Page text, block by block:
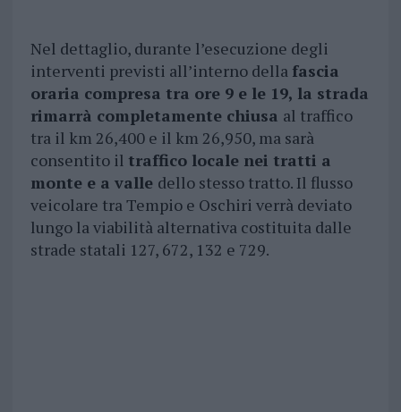
Nel dettaglio, durante l’esecuzione degli
interventi previsti all’interno della fascia
oraria compresa tra ore 9 e le 19, la strada
rimarrà completamente chiusa al traffico
tra il km 26,400 e il km 26,950, ma sarà
consentito il traffico locale nei tratti a
monte e a valle dello stesso tratto. Il flusso
veicolare tra Tempio e Oschiri verrà deviato
lungo la viabilità alternativa costituita dalle
strade statali 127, 672, 132 e 729.